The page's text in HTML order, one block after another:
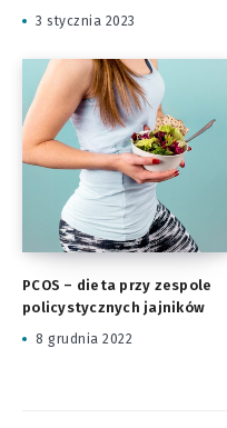
3 stycznia 2023
PCOS – dieta przy zespole
policystycznych jajników
8 grudnia 2022